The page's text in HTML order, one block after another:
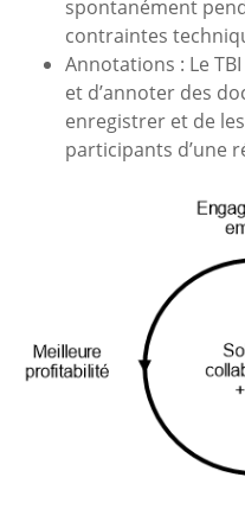
spontanément
contraintes
Annotations : Le
et d’annoter des
enregistrer et de
participants d’une